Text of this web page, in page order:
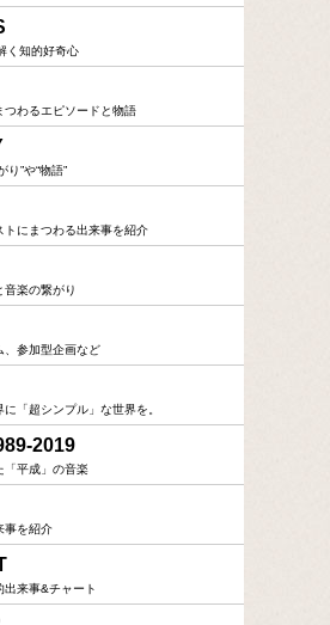
く知的好奇心
つわるエピソードと物語
り”や“物語”
にまつわる出来事を紹介
楽の繋がり
、参加型企画など
「超シンプル」な世界を。
2019
「平成」の音楽
事を紹介
来事&チャート